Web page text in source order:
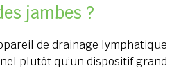
jambes ?
de drainage lymphatique
plutôt qu’un dispositif grand